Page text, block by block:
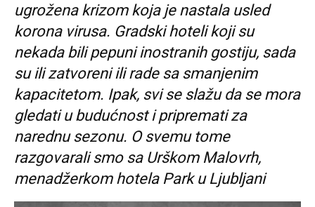
ugrožena krizom koja je nastala usled
korona virusa. Gradski hoteli koji su
nekada bili pepuni inostranih gostiju, sada
su ili zatvoreni ili rade sa smanjenim
kapacitetom. Ipak, svi se slažu da se mora
gledati u budućnost i pripremati za
narednu sezonu. O svemu tome
razgovarali smo sa Urškom Malovrh,
menadžerkom hotela Park u Ljubljani